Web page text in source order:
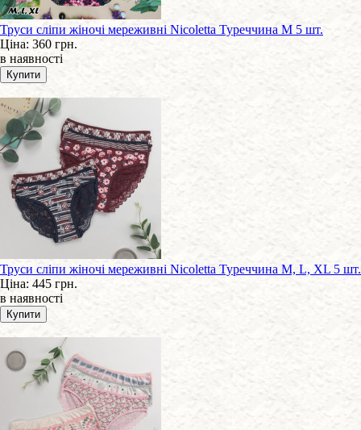
Труси сліпи жіночі мереживні Nicoletta Туреччина M 5 шт.
Ціна: 360 грн.
в наявності
Труси сліпи жіночі мереживні Nicoletta Туреччина M, L, XL 5 шт.
Ціна: 445 грн.
в наявності